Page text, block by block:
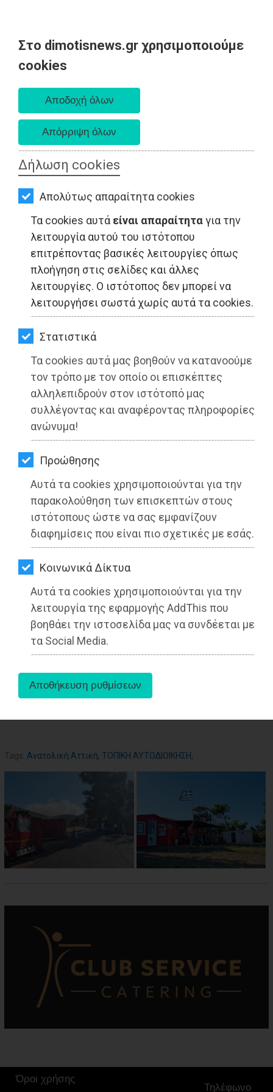
Στο dimotisnews.gr χρησιμοποιούμε
cookies
Δήλωση cookies
Απολύτως απαραίτητα cookies
Τα cookies αυτά είναι απαραίτηταγια την
λειτουργία αυτού του ιστότοπου
επιτρέποντας βασικές λειτουργίες όπως
πλοήγηση στις σελίδες και άλλες
λειτουργίες. Ο ιστότοπος δεν μπορεί να
λειτουργήσει σωστά χωρίς αυτά τα cookies.
Στατιστικά
Τα cookies αυτά μας βοηθούν να κατανοούμε
τον τρόπο με τον οποίο οι επισκέπτες
αλληλεπιδρούν στον ιστότοπό μας
συλλέγοντας και αναφέροντας πληροφορίες
ανώνυμα!
Προώθησης
Αυτά τα cookies χρησιμοποιούνται για την
παρακολούθηση των επισκεπτών στους
ιστότοπους ώστε να σας εμφανίζουν
διαφημίσεις που είναι πιο σχετικές με εσάς.
Kοινωνικά Δίκτυα
Αυτά τα cookies χρησιμοποιούνται για την
λειτουργία της εφαρμογής AddThis που
βοηθάει την ιστοσελίδα μας να συνδέεται με
τα Social Media.
AΡΧΙΚΗ
ΕΙΔΗΣΕΙΣ
ΠΟΛΙΤΙΚΗ
ΤΟΠΙΚΗ
ΑΥΤΟΔΙΟΙΚΗΣΗ
ΟΙΚΟΝΟΜΙΑ
ΑΘΛΗΤΙΣΜΟΣ
ΠΟΛΙΤΙΣΜΟΣ
ΣΠΙΤΙ-
ΚΗΠΟΣ
ΥΓΕΙΑ
LIFESTYLE
ΤΑΞΙΔΙΑ
ΕΞΟΔΟΣ
ΠΕΡΙΒΑΛΛΟΝ
ΚΑΤΟΙΚΙΔΙΟ
ΑΓΓΕΛΙΕΣ
ΕΦΗΜΕΡΙΔΕΣ
OΔΗΓΟΣ
ΑΓΟΡΑΣ
ΨΙΘΥΡΟΙ
ΑΠΟΣΤΟΛΗ
ΑΡΘΡΩΝ
ΤΟΠΙΚΗ ΑΥΤΟΔΙΟΙΚΗΣΗ - Ανατολική Αττική
Στέργιος Τσίρκας: Είμαστε σε
επιφυλακή, παρακαλώ πολύ όλους να
αποφύγουμε άσκοπες μετακινήσεις
Διαβάστηκε 3431 φορές
19-07-2022
Από τo Dimotisnews
Tags: Ανατολική Αττική, ΤΟΠΙΚΗ ΑΥΤΟΔΙΟΙΚΗΣΗ,
Όροι χρήσης
Τηλέφωνο